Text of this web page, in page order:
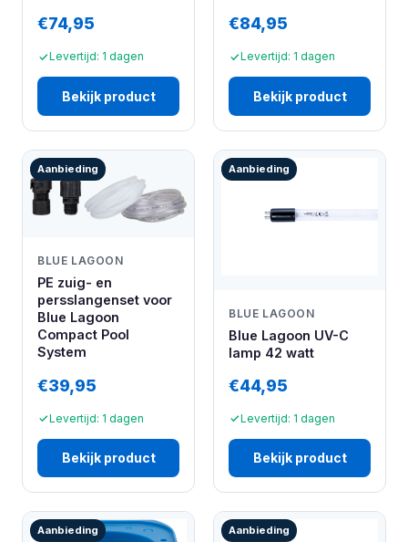
€74,95
Levertijd: 1 dagen
Bekijk product
€84,95
Levertijd: 1 dagen
Bekijk product
Aanbieding
BLUE LAGOON
PE zuig- en
persslangenset voor
Blue Lagoon
Compact Pool
System
€39,95
Levertijd: 1 dagen
Bekijk product
Aanbieding
BLUE LAGOON
Blue Lagoon UV-C
lamp 42 watt
€44,95
Levertijd: 1 dagen
Bekijk product
Aanbieding Aanbieding